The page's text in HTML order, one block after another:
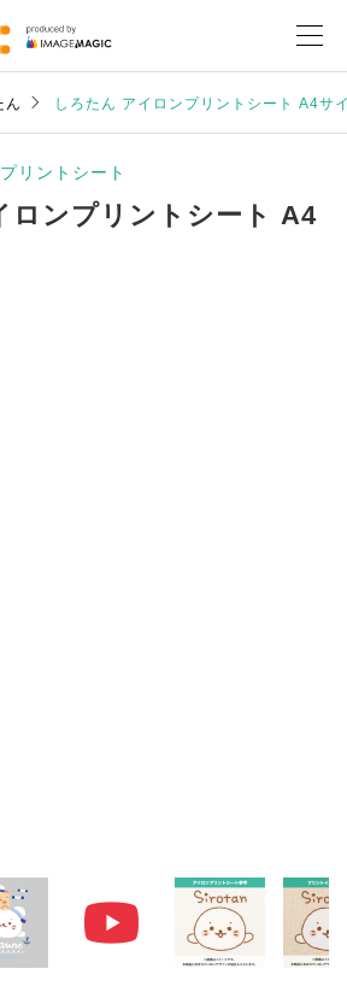
ん しろたん アイロンプリントシート A4サ
リントシート
ロンプリントシート A4